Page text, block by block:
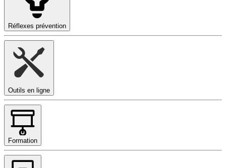
Réflexes prévention
Outils en ligne
Formation